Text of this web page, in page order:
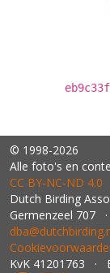
© 1998-2026
Alle foto's en
CC BY‑NC‑ND 4.0
Dutch Birding
Germenzeel 707
KvK 41201763 ·